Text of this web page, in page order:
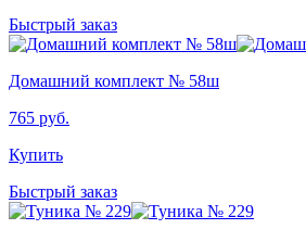
Быстрый заказ
Домашний комплект № 58ш
765 руб.
Купить
Быстрый заказ